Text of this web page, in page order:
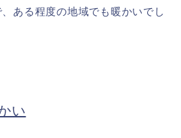
ある程度の地域でも暖かいでし
い